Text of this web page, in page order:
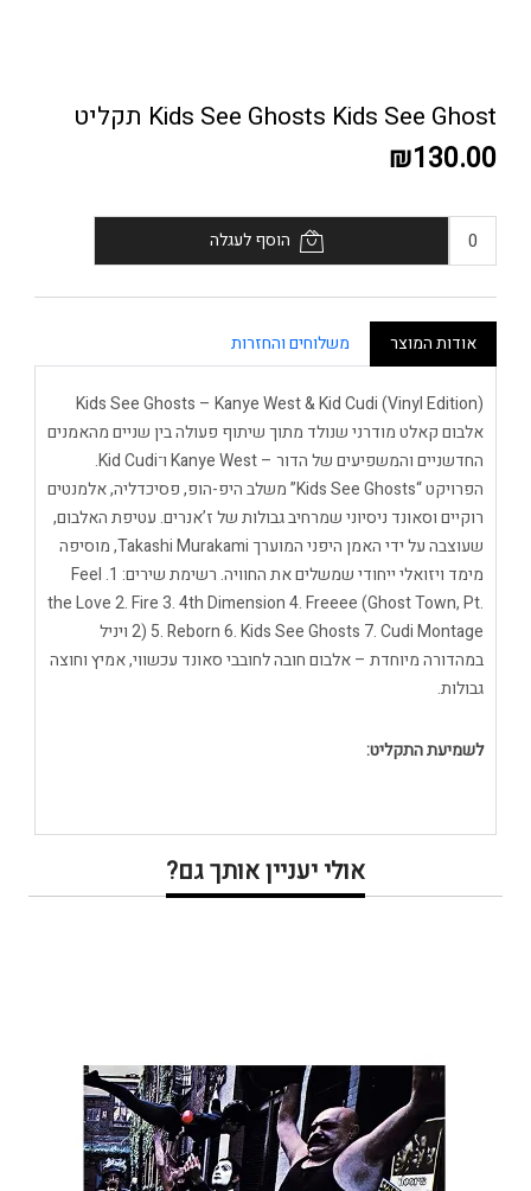
Kids See Ghosts Kids See Ghost תקליט
₪130.00
הוסף לעגלה
אודות המוצר משלוחים והחזרות
Kids See Ghosts – Kanye West & Kid Cudi (Vinyl Edition)
אלבום קאלט מודרני שנולד מתוך שיתוף פעולה בין שניים מהאמנים
החדשניים והמשפיעים של הדור – Kanye West ו־Kid Cudi.
הפרויקט “Kids See Ghosts” משלב היפ-הופ, פסיכדליה, אלמנטים
רוקיים וסאונד ניסיוני שמרחיב גבולות של ז’אנרים. עטיפת האלבום,
שעוצבה על ידי האמן היפני המוערך Takashi Murakami, מוסיפה
מימד ויזואלי ייחודי שמשלים את החוויה. רשימת שירים: 1. Feel
the Love 2. Fire 3. 4th Dimension 4. Freeee (Ghost Town, Pt.
2) 5. Reborn 6. Kids See Ghosts 7. Cudi Montage ויניל
במהדורה מיוחדת – אלבום חובה לחובבי סאונד עכשווי, אמיץ וחוצה
גבולות.
לשמיעת התקליט:
אולי יעניין אותך גם?